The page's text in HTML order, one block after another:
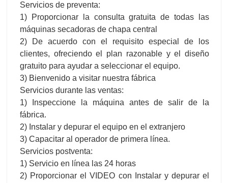
Servicios de preventa:
1) Proporcionar la consulta gratuita de todas las
máquinas secadoras de chapa central
2) De acuerdo con el requisito especial de los
clientes, ofreciendo el plan razonable y el diseño
gratuito para ayudar a seleccionar el equipo.
3) Bienvenido a visitar nuestra fábrica
Servicios durante las ventas:
1) Inspeccione la máquina antes de salir de la
fábrica.
2) Instalar y depurar el equipo en el extranjero
3) Capacitar al operador de primera línea.
Servicios postventa:
1) Servicio en línea las 24 horas
2) Proporcionar el VIDEO con Instalar y depurar el